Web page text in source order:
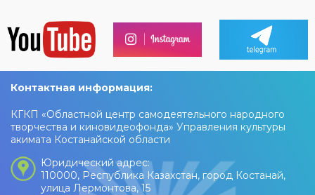
Контактная информация:
КГКП «Областной центр самодеятельного народного
творчества и киновидеофонда» Управления культуры
акимата Костанайской области
Юридический адрес:
110000, Республика Казахстан, город Костанай,
улица Лермонтова, 15